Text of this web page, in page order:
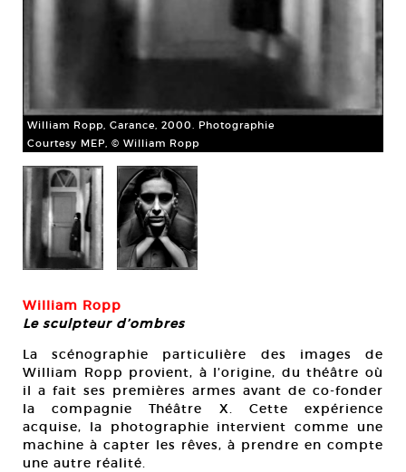
William Ropp, Garance, 2000. Photographie
Courtesy MEP, © William Ropp
William Ropp
Le sculpteur d’ombres
La scénographie particulière des images de
William Ropp provient, à l’origine, du théâtre où
il a fait ses premières armes avant de co-fonder
la compagnie Théâtre X. Cette expérience
acquise, la photographie intervient comme une
machine à capter les rêves, à prendre en compte
une autre réalité.